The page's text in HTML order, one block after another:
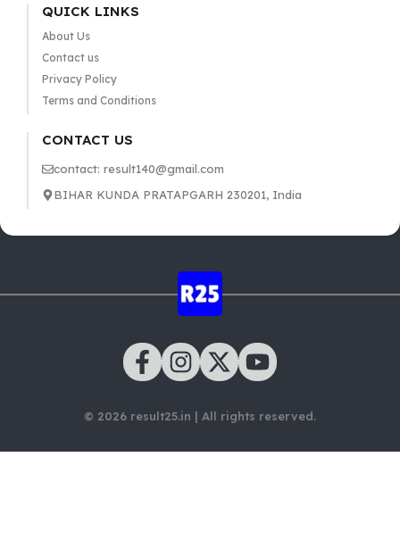
QUICK LINKS
About Us
Contact us
Privacy Policy
Terms and Conditions
CONTACT US
contact: result140@gmail.com
BIHAR KUNDA PRATAPGARH 230201, India
© 2026 result25.in | All rights reserved.